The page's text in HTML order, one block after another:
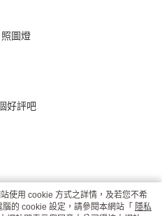
圖燈
好評吧
使用 cookie 方式之詳情，及若您不希
的 cookie 設定，請參閱本網站「 隱私